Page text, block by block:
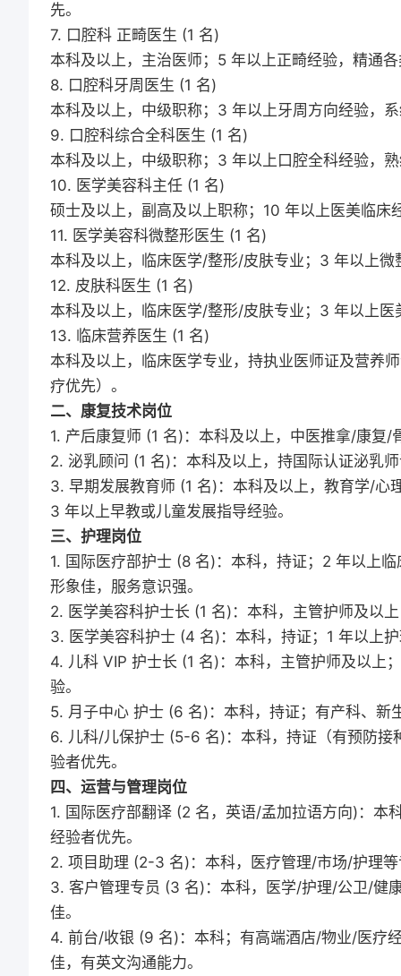
先。
7. 口腔科 正畸医生 (1 名)
本科及以上，主治医师；5 年以上正畸经验，精通
8. 口腔科牙周医生 (1 名)
本科及以上，中级职称；3 年以上牙周方向经验，
9. 口腔科综合全科医生 (1 名)
本科及以上，中级职称；3 年以上口腔全科经验，
10. 医学美容科主任 (1 名)
硕士及以上，副高及以上职称；10 年以上医美临床
11. 医学美容科微整形医生 (1 名)
本科及以上，临床医学/整形/皮肤专业；3 年以上
12. 皮肤科医生 (1 名)
本科及以上，临床医学/整形/皮肤专业；3 年以上
13. 临床营养医生 (1 名)
本科及以上，临床医学专业，持执业医师证及营养
疗优先）。
二、康复技术岗位
1. 产后康复师 (1 名)：本科及以上，中医推拿/康复
2. 泌乳顾问 (1 名)：本科及以上，持国际认证泌乳
3. 早期发展教育师 (1 名)：本科及以上，教育学/
3 年以上早教或儿童发展指导经验。
三、护理岗位
1. 国际医疗部护士 (8 名)：本科，持证；2 年以上
形象佳，服务意识强。
2. 医学美容科护士长 (1 名)：本科，主管护师及以
3. 医学美容科护士 (4 名)：本科，持证；1 年以上
4. 儿科 VIP 护士长 (1 名)：本科，主管护师及以上
验。
5. 月子中心 护士 (6 名)：本科，持证；有产科、新
6. 儿科/儿保护士 (5-6 名)：本科，持证（有预防
验者优先。
四、运营与管理岗位
1. 国际医疗部翻译 (2 名，英语/孟加拉语方向)：本
经验者优先。
2. 项目助理 (2-3 名)：本科，医疗管理/市场/护理
3. 客户管理专员 (3 名)：本科，医学/护理/公卫/健
佳。
4. 前台/收银 (9 名)：本科；有高端酒店/物业/医疗
佳，有英文沟通能力。